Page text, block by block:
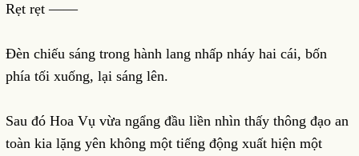
Rẹt rẹt ——
Đèn chiếu sáng trong hành lang nhấp nháy hai cái, bốn
phía tối xuống, lại sáng lên.
Sau đó Hoa Vụ vừa ngẩng đầu liền nhìn thấy thông đạo an
toàn kia lặng yên không một tiếng động xuất hiện một